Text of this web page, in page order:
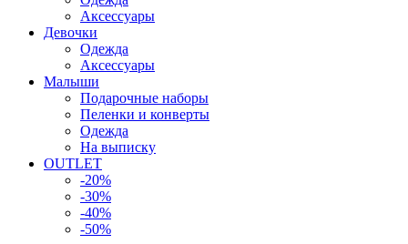
Аксессуары
Девочки
Одежда
Аксессуары
Малыши
Подарочные наборы
Пеленки и конверты
Одежда
На выписку
OUTLET
-20%
-30%
-40%
-50%